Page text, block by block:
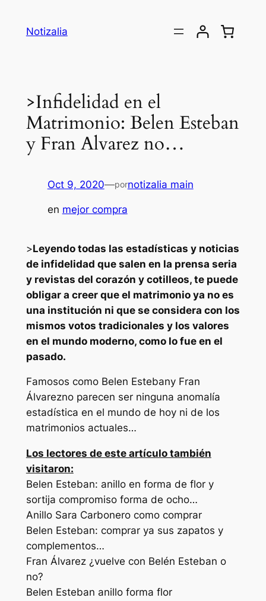
Notizalia
>Infidelidad en el
Matrimonio: Belen Esteban
y Fran Alvarez no…
Oct 9, 2020—pornotizalia main
en mejor compra
>Leyendo todas las estadísticas y noticias
de infidelidad que salen en la prensa seria
y revistas del corazón y cotilleos, te puede
obligar a creer que el matrimonio ya no es
una institución ni que se considera con los
mismos votos tradicionales y los valores
en el mundo moderno, como lo fue en el
pasado.
Famosos como Belen Estebany Fran
Álvarezno parecen ser ninguna anomalía
estadística en el mundo de hoy ni de los
matrimonios actuales…
Los lectores de este artículo también
visitaron:
Belen Esteban: anillo en forma de flor y
sortija compromiso forma de ocho…
Anillo Sara Carbonero como comprar
Belen Esteban: comprar ya sus zapatos y
complementos…
Fran Álvarez ¿vuelve con Belén Esteban o
no?
Belen Esteban anillo forma flor